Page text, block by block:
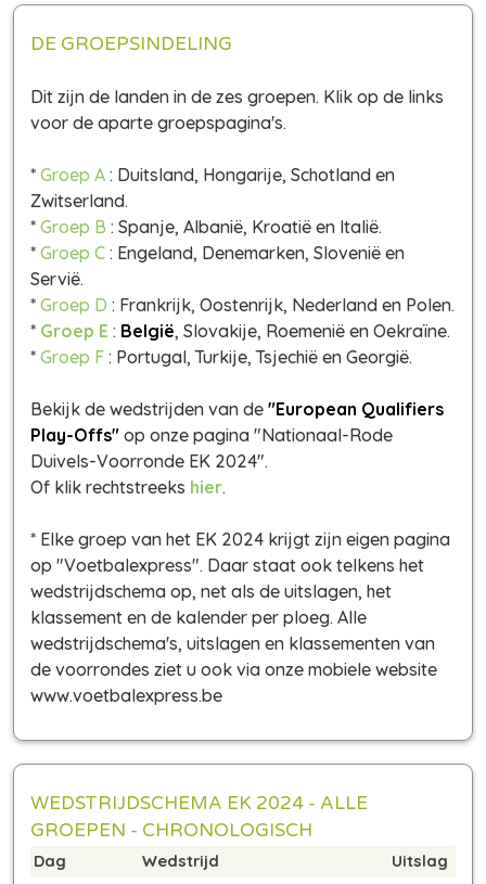
DE GROEPSINDELING
Dit zijn de landen in de zes groepen. Klik op de links
voor de aparte groepspagina's.
* Groep A : Duitsland, Hongarije, Schotland en
Zwitserland.
* Groep B : Spanje, Albanië, Kroatië en Italië.
* Groep C : Engeland, Denemarken, Slovenië en
Servië.
* Groep D : Frankrijk, Oostenrijk, Nederland en Polen.
* Groep E : België, Slovakije, Roemenië en Oekraïne.
* Groep F : Portugal, Turkije, Tsjechië en Georgië.
Bekijk de wedstrijden van de "European Qualifiers
Play-Offs" op onze pagina "Nationaal-Rode
Duivels-Voorronde EK 2024".
Of klik rechtstreeks hier.
* Elke groep van het EK 2024 krijgt zijn eigen pagina
op "Voetbalexpress". Daar staat ook telkens het
wedstrijdschema op, net als de uitslagen, het
klassement en de kalender per ploeg. Alle
wedstrijdschema's, uitslagen en klassementen van
de voorrondes ziet u ook via onze mobiele website
www.voetbalexpress.be
WEDSTRIJDSCHEMA EK 2024 - ALLE
GROEPEN - CHRONOLOGISCH
Dag Wedstrijd
Uitslag